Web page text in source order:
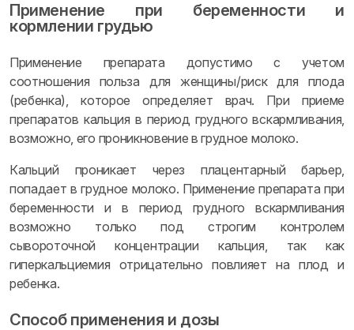
Применение при беременности и
кормлении грудью
Применение препарата допустимо с учетом
соотношения польза для женщины/риск для плода
(ребенка), которое определяет врач. При приеме
препаратов кальция в период грудного вскармливания,
возможно, его проникновение в грудное молоко.
Кальций проникает через плацентарный барьер,
попадает в грудное молоко. Применение препарата при
беременности и в период грудного вскармливания
возможно только под строгим контролем
сывороточной концентрации кальция, так как
гиперкальциемия отрицательно повлияет на плод и
ребенка.
Способ применения и дозы